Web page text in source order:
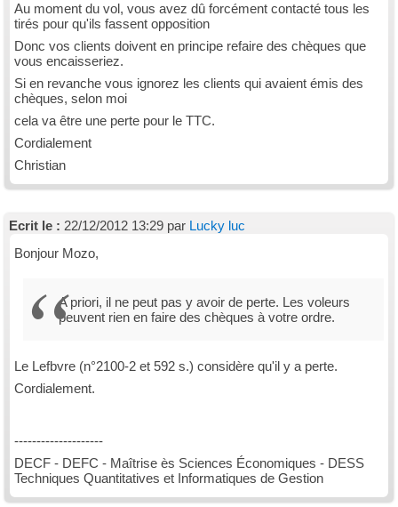
Au moment du vol, vous avez dû forcément contacté tous les
tirés pour qu'ils fassent opposition
Donc vos clients doivent en principe refaire des chèques que
vous encaisseriez.
Si en revanche vous ignorez les clients qui avaient émis des
chèques, selon moi
cela va être une perte pour le TTC.
Cordialement
Christian
Ecrit le : 22/12/2012 13:29 par Lucky luc
Bonjour Mozo,
A priori, il ne peut pas y avoir de perte. Les voleurs
peuvent rien en faire des chèques à votre ordre.
Le Lefbvre (n°2100-2 et 592 s.) considère qu'il y a perte.
Cordialement.
--------------------
DECF - DEFC - Maîtrise ès Sciences Économiques - DESS
Techniques Quantitatives et Informatiques de Gestion